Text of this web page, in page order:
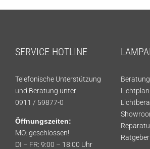
SERVICE HOTLINE
Telefonische Unterstützung
und Beratung unter:
0911 / 59877-0
Öffnungszeiten:
MO: geschlossen!
DI – FR: 9:00 – 18:00 Uhr
Beratung
Ratgeber